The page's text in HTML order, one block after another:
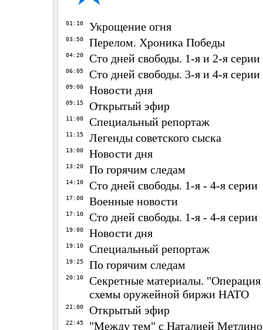
01:10 Укрощение огня
03:50 Перелом. Хроника Победы
04:20 Сто дней свободы. 1-я и 2-я серии
06:05 Сто дней свободы. 3-я и 4-я серии
09:00 Новости дня
09:15 Открытый эфир
11:00 Специальный репортаж
11:15 Легенды советского сыска
13:00 Новости дня
13:20 По горячим следам
14:10 Сто дней свободы. 1-я - 4-я серии
17:00 Военные новости
17:10 Сто дней свободы. 1-я - 4-я серии
19:00 Новости дня
19:10 Специальный репортаж
19:25 По горячим следам
20:10
Секретные материалы.
схемы оружейной биржи НАТО
21:00 Открытый эфир
22:45 "Между тем" с Наталией